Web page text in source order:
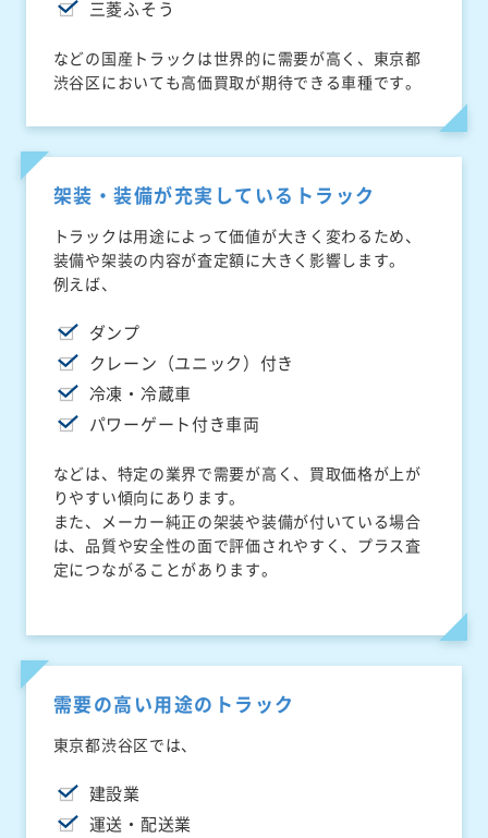
三菱ふそう
などの国産トラックは世界的に需要が高く、東京都
渋谷区においても高価買取が期待できる車種です。
架装・装備が充実しているトラック
トラックは用途によって価値が大きく変わるため、
装備や架装の内容が査定額に大きく影響します。
例えば、
ダンプ
クレーン（ユニック）付き
冷凍・冷蔵車
パワーゲート付き車両
などは、特定の業界で需要が高く、買取価格が上が
りやすい傾向にあります。
また、メーカー純正の架装や装備が付いている場合
は、品質や安全性の面で評価されやすく、プラス査
定につながることがあります。
需要の高い用途のトラック
東京都渋谷区では、
建設業
運送・配送業